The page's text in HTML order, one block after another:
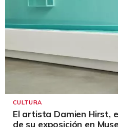
CULTURA
El artista Damien Hirst,
de su exposición en